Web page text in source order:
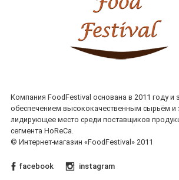
Компания FoodFestival основана в 2011 году и
обеспечением высококачественным сырьём и
лидирующее место среди поставщиков
сегмента HoReCa.
© Интернет-магазин «FoodFestival» 2011
facebook instagram